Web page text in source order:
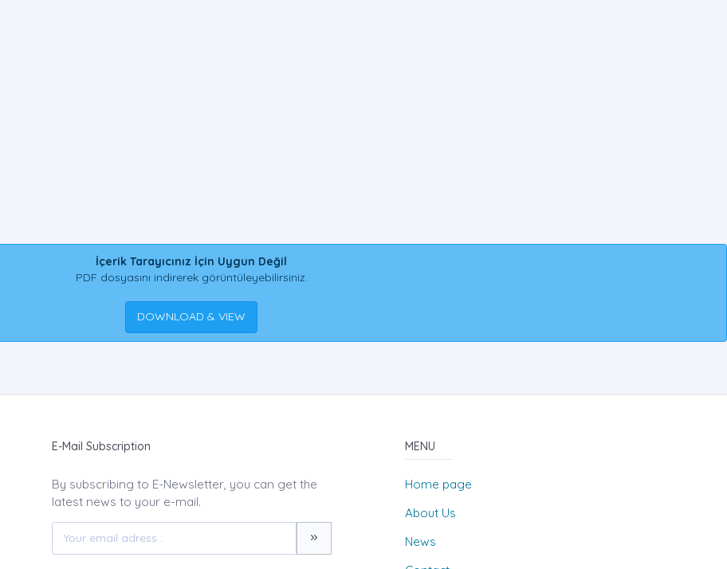
İçerik Tarayıcınız İçin Uygun Değil
PDF dosyasını indirerek görüntüleyebilirsiniz.
DOWNLOAD & VIEW
E-Mail Subscription
By subscribing to E-Newsletter, you can get the
latest news to your e-mail.
MENU
Home page
About Us
News